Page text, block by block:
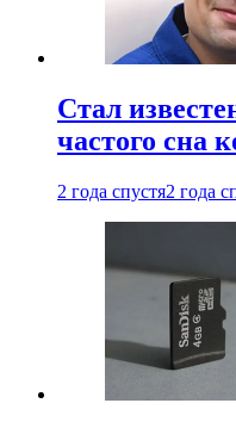
Стал
частого сна
2 года спустя2 года